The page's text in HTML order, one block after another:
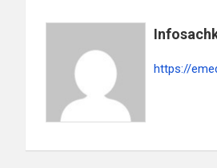
o
o
k
A
p
p
https://